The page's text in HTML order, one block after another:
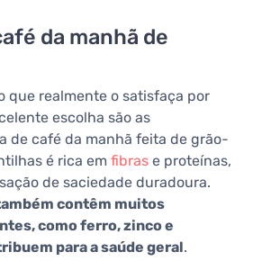
da manhã de
que realmente o satisfaça por
escolha são as
de café da manhã feita de grão-
é rica em fibras e proteínas,
de saciedade duradoura.
contêm muitos
como ferro, zinco e
para a saúde geral.